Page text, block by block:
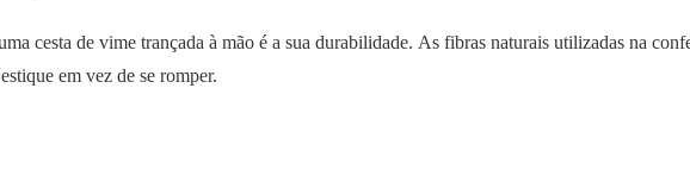
cesta de vime trançada à mão é a sua durabilidade. As fibras naturais utilizadas na
em vez de se romper.